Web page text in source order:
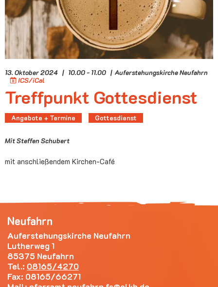
13. Oktober 2024 | 10.00 - 11.00 | Auferstehungskirche Neufahrn
ICS/iCal
Treffpunkt Gottesdienst
Angebote + Termine Gottesdienst
Mit Steffen Schubert
mit anschließendem Kirchen-Café
Neufahrn
Auferstehungskirche Neufahrn
Lutherweg 1
85375 Neufahrn
Tel.: 08165/4270
Fax: 08165/66271